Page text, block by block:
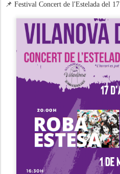
📌 Festival Concert de l'Estelada del